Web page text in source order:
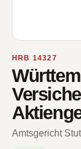
HRB 14327
Amtsgericht